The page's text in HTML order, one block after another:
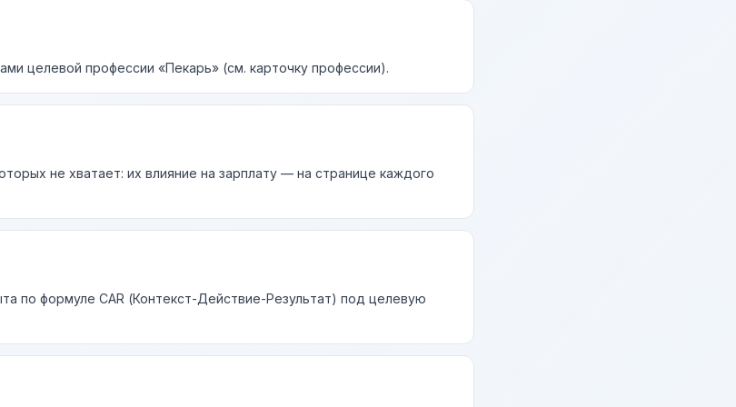
целевой профессии «Пекарь» (см. карточку профессии).
не хватает: их влияние на зарплату — на странице каждого
по формуле CAR (Контекст-Действие-Результат) под целевую